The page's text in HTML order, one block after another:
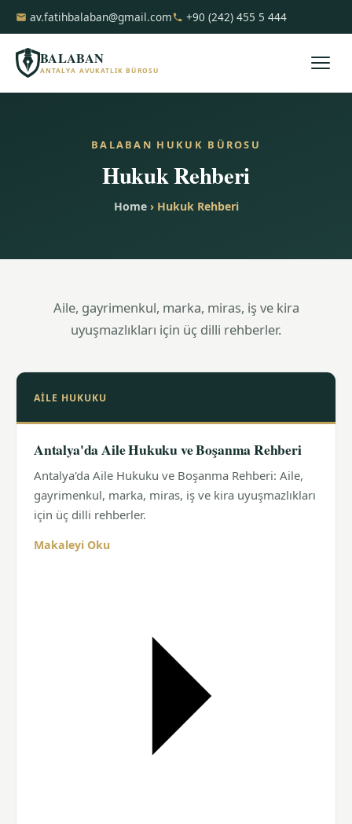
av.fatihbalaban@gmail.com +90 (242) 455 5 444
BALABAN
ANTALYA AVUKATLIK BÜROSU
BALABAN HUKUK BÜROSU
Hukuk Rehberi
Home› Hukuk Rehberi
Aile, gayrimenkul, marka, miras, iş ve kira
uyuşmazlıkları için üç dilli rehberler.
AILE HUKUKU
Antalya'da Aile Hukuku ve Boşanma Rehberi
Antalya'da Aile Hukuku ve Boşanma Rehberi: Aile,
gayrimenkul, marka, miras, iş ve kira uyuşmazlıkları
için üç dilli rehberler.
Makaleyi Oku